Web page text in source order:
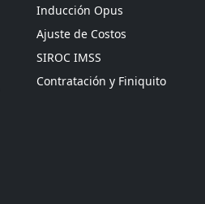
Inducción Opus
Ajuste de Costos
SIROC IMSS
Contratación y Finiquito